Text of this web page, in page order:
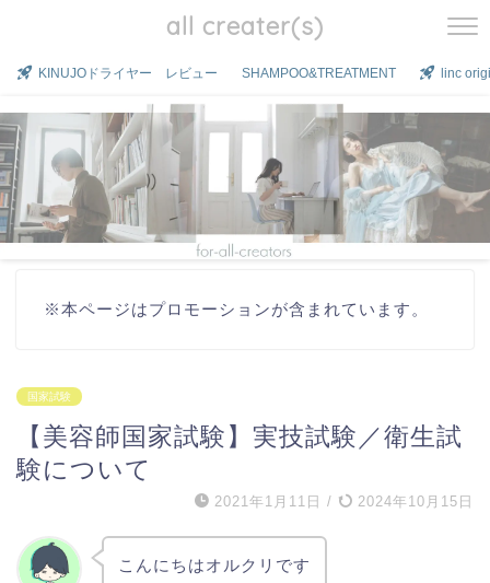
all creater(s)
KINUJOドライヤー レビュー SHAMPOO&TREATMENT linc
※本ページはプロモーションが含まれています。
国家試験
【美容師国家試験】実技試験／衛生試
験について
2021年1月11日 / 2024年10月15日
こんにちはオルクリです